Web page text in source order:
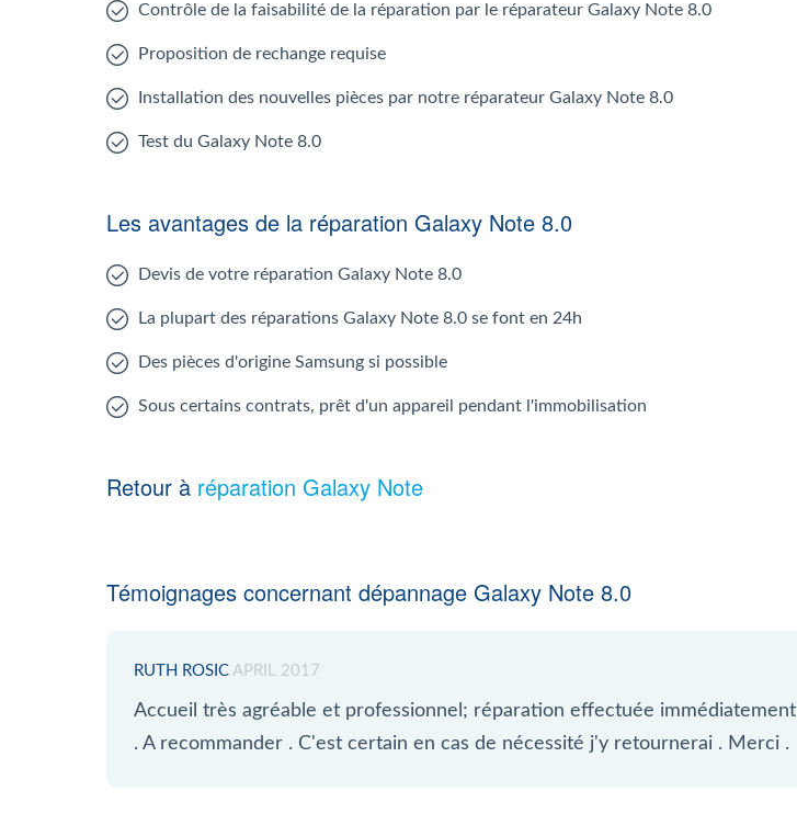
Contrôle de la faisabilité de la réparation par le réparateur Galaxy Note 8.0
Proposition de rechange requise
Installation des nouvelles pièces par notre réparateur Galaxy Note 8.0
Test du Galaxy Note 8.0
Les avantages de la réparation Galaxy Note 8.0
Devis de votre réparation Galaxy Note 8.0
La plupart des réparations Galaxy Note 8.0 se font en 24h
Des pièces d'origine Samsung si possible
Sous certains contrats, prêt d'un appareil pendant l'immobilisation
Retour à réparation Galaxy Note
Témoignages concernant dépannage Galaxy Note 8.0
RUTH ROSIC APRIL 2017
Accueil très agréable et professionnel; réparation effectuée immédiatement
. A recommander . C'est certain en cas de nécessité j'y retournerai . Merci .